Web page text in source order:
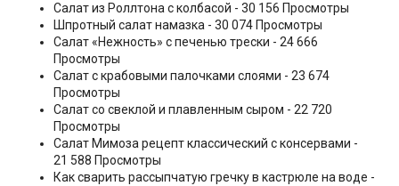
Салат из Роллтона с колбасой - 30 156 Просмотры
Шпротный салат намазка - 30 074 Просмотры
Салат «Нежность» с печенью трески - 24 666
Просмотры
Салат с крабовыми палочками слоями - 23 674
Просмотры
Салат со свеклой и плавленным сыром - 22 720
Просмотры
Салат Мимоза рецепт классический с консервами -
21 588 Просмотры
Как сварить рассыпчатую гречку в кастрюле на воде -